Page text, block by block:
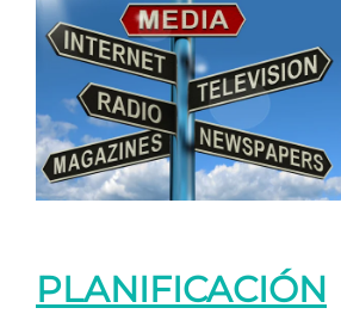
PLANIFICACIÓN